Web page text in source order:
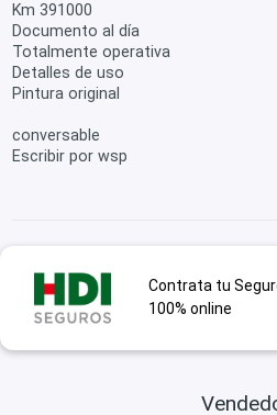
Km 391000
Documento al día
Totalmente operativa
Detalles de uso
Pintura original
conversable
Escribir por wsp
Contrata tu
100% online